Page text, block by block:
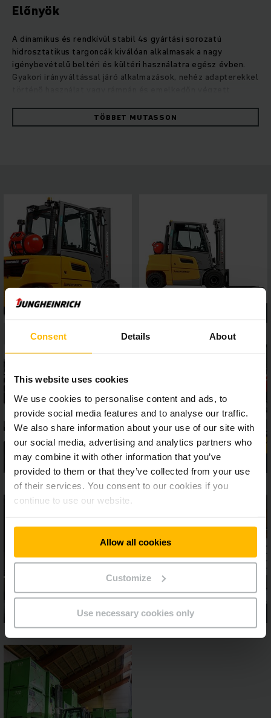
Consent Details About
This website uses cookies
We use cookies to personalise content and ads, to
provide social media features and to analyse our traffic.
We also share information about your use of our site with
our social media, advertising and analytics partners who
may combine it with other information that you’ve
provided to them or that they’ve collected from your use
of their services. You consent to our cookies if you
continue to use our website.
Allow all cookies
Customize
Use necessary cookies only
Előnyök
A dinamikus és rendkívül stabil 4s gyártási sorozatú
hidrosztatikus targoncák kiválóan alkalmasak a nagy
igénybevételű beltéri és kültéri használatra egész évben.
Gyakori irányváltással járó alkalmazások, nehéz adapterekkel
strapabíró targoncák gyorsan és megbízható módon
manőverezhetők rendkívül magas energiahatékonyság
menetprogramot kínáló 4 colos kijelző és az interfészeken
keresztül könnyen csatlakoztatható asszisztensrendszerek
révén rugalmasan hozzáigazítható a különböző igényekhez, a
panorámatető pedig teljes körű kilátást biztosít. Így minden
helyzetben biztonságosan és precízen dolgozhat.
TÖBBET MUTASSON